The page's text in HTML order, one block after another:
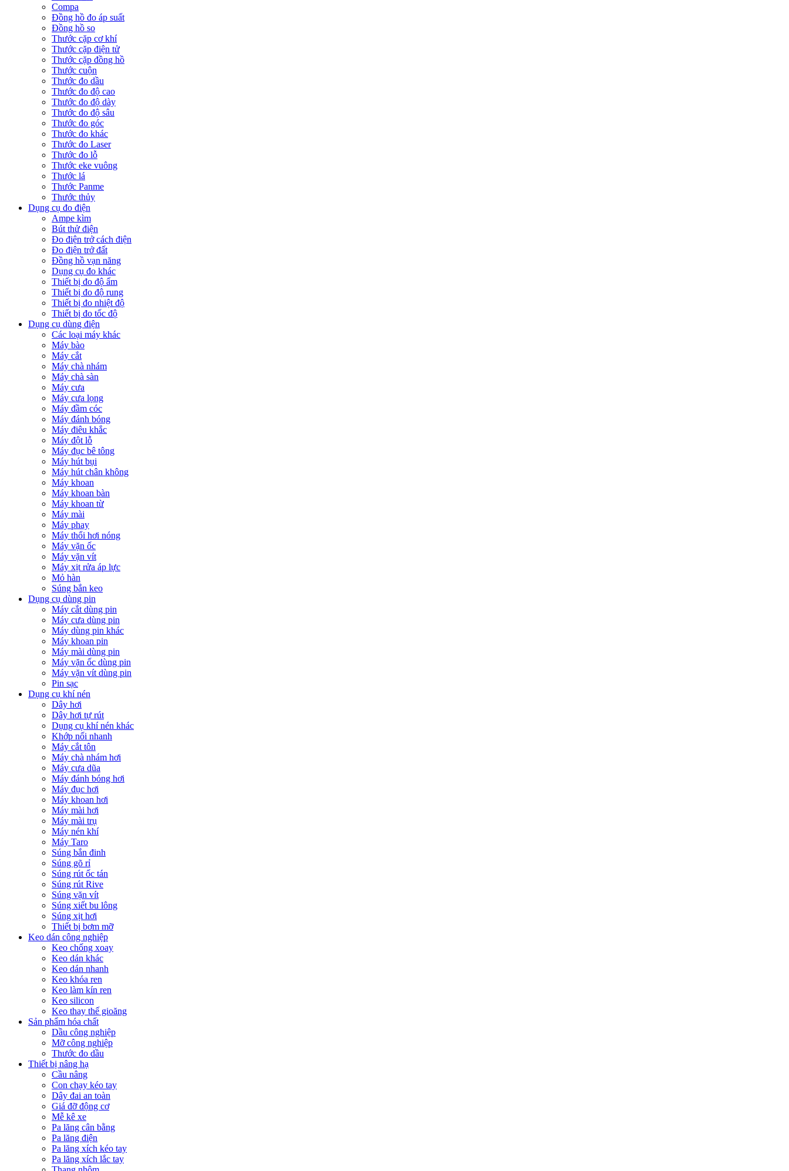
Compa
Đồng hồ đo áp suất
Đồng hồ so
Thước cặp cơ khí
Thước cặp điện tử
Thước cặp đồng hồ
Thước cuộn
Thước đo dầu
Thước đo độ cao
Thước đo độ dày
Thước đo độ sâu
Thước đo góc
Thước đo khác
Thước đo Laser
Thước đo lỗ
Thước eke vuông
Thước lá
Thước Panme
Thước thủy
Dụng cụ đo điện
Ampe kìm
Bút thử điện
Đo điện trở cách điện
Đo điện trở đất
Đồng hồ vạn năng
Dụng cụ đo khác
Thiết bị đo độ ẩm
Thiết bị đo độ rung
Thiết bị đo nhiệt độ
Thiết bị đo tốc độ
Dụng cụ dùng điện
Các loại máy khác
Máy bào
Máy cắt
Máy chà nhám
Máy chà sàn
Máy cưa
Máy cưa lọng
Máy đầm cóc
Máy đánh bóng
Máy điêu khắc
Máy đột lỗ
Máy đục bê tông
Máy hút bụi
Máy hút chân không
Máy khoan
Máy khoan bàn
Máy khoan từ
Máy mài
Máy phay
Máy thổi hơi nóng
Máy vặn ốc
Máy vặn vít
Máy xịt rửa áp lực
Mỏ hàn
Súng bắn keo
Dụng cụ dùng pin
Máy cắt dùng pin
Máy cưa dùng pin
Máy dùng pin khác
Máy khoan pin
Máy mài dùng pin
Máy vặn ốc dùng pin
Máy vặn vít dùng pin
Pin sạc
Dụng cụ khí nén
Dây hơi
Dây hơi tự rút
Dụng cụ khí nén khác
Khớp nối nhanh
Máy cắt tôn
Máy chà nhám hơi
Máy cưa dũa
Máy đánh bóng hơi
Máy đục hơi
Máy khoan hơi
Máy mài hơi
Máy mài trụ
Máy nén khí
Máy Taro
Súng bắn đinh
Súng gõ rỉ
Súng rút ốc tán
Súng rút Rive
Súng vặn vít
Súng xiết bu lông
Súng xịt hơi
Thiết bị bơm mỡ
Keo dán công nghiệp
Keo chống xoay
Keo dán khác
Keo dán nhanh
Keo khóa ren
Keo làm kín ren
Keo silicon
Keo thay thế gioăng
Sản phẩm hóa chất
Dầu công nghiệp
Mỡ công nghiệp
Thước đo dầu
Thiết bị nâng hạ
Cầu nâng
Con chạy kéo tay
Dây đai an toàn
Giá đỡ động cơ
Mễ kê xe
Pa lăng cân bằng
Pa lăng điện
Pa lăng xích kéo tay
Pa lăng xích lắc tay